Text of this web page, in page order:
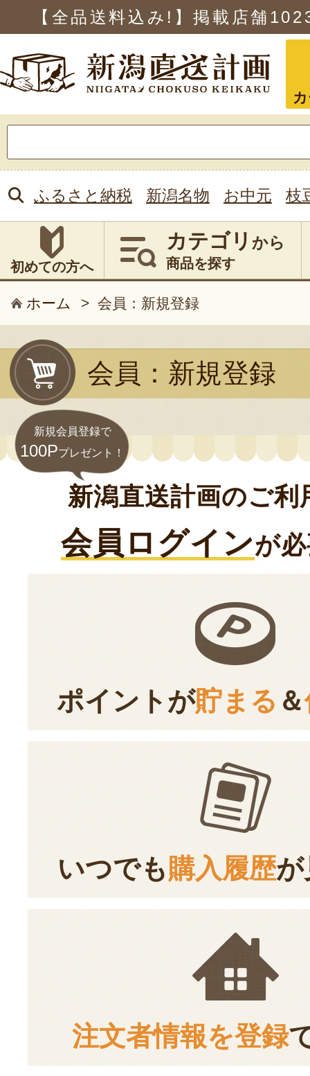
【全品送料込み!】掲載店舗
索:
ふるさと納税 新潟名物 お中元 枝
初めての方へ
カテゴリ から
商品を探す
ホーム > 会員：新規登録
会員：新規登録
新規会員登録で
100Pプレゼント！
新潟直送計画のご利
会員ログインが
ポイントが貯まる ＆
いつでも購入履歴が
注文者情報を登録